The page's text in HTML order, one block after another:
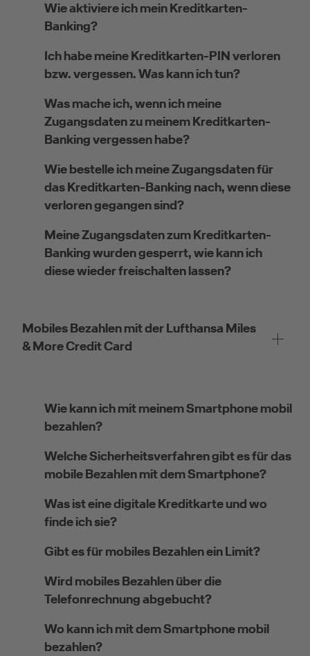
Wie aktiviere ich mein Kreditkarten-
Banking?
Ich habe meine Kreditkarten-PIN verloren
bzw. vergessen. Was kann ich tun?
Was mache ich, wenn ich meine
Zugangsdaten zu meinem Kreditkarten-
Banking vergessen habe?
Wie bestelle ich meine Zugangsdaten für
das Kreditkarten-Banking nach, wenn diese
verloren gegangen sind?
Meine Zugangsdaten zum Kreditkarten-
Banking wurden gesperrt, wie kann ich
diese wieder freischalten lassen?
Mobiles Bezahlen mit der Lufthansa Miles
& More Credit Card
Wie kann ich mit meinem Smartphone mobil
bezahlen?
Welche Sicherheitsverfahren gibt es für das
mobile Bezahlen mit dem Smartphone?
Was ist eine digitale Kreditkarte und wo
finde ich sie?
Gibt es für mobiles Bezahlen ein Limit?
Wird mobiles Bezahlen über die
Telefonrechnung abgebucht?
Wo kann ich mit dem Smartphone mobil
bezahlen?
Selbstständige
(z.B. Gewerbetreibender, Handwerker,
Unternehmen
(z.B. e.K., Personengesellschaft (inkl. GbR),
GmbH)